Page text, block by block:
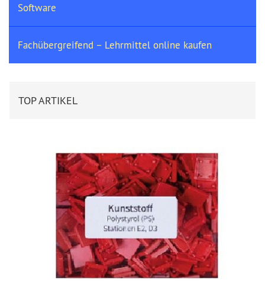
Software
Fachübergreifend – Lehrmittel online kaufen
TOP ARTIKEL